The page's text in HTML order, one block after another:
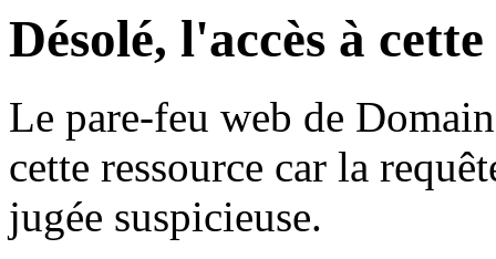
Désolé, l'accès à
Le pare-feu web de
cette ressource car la
jugée suspicieuse.